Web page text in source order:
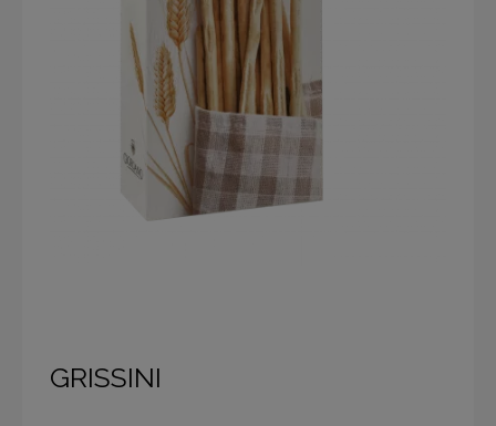
GRISSINI